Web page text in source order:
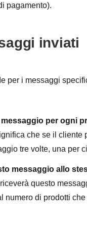
pagamento).
inviati
per i messaggi
messaggio per ogni
che se il cliente
tre volte, una per
messaggio allo
questo
numero di prodotti che